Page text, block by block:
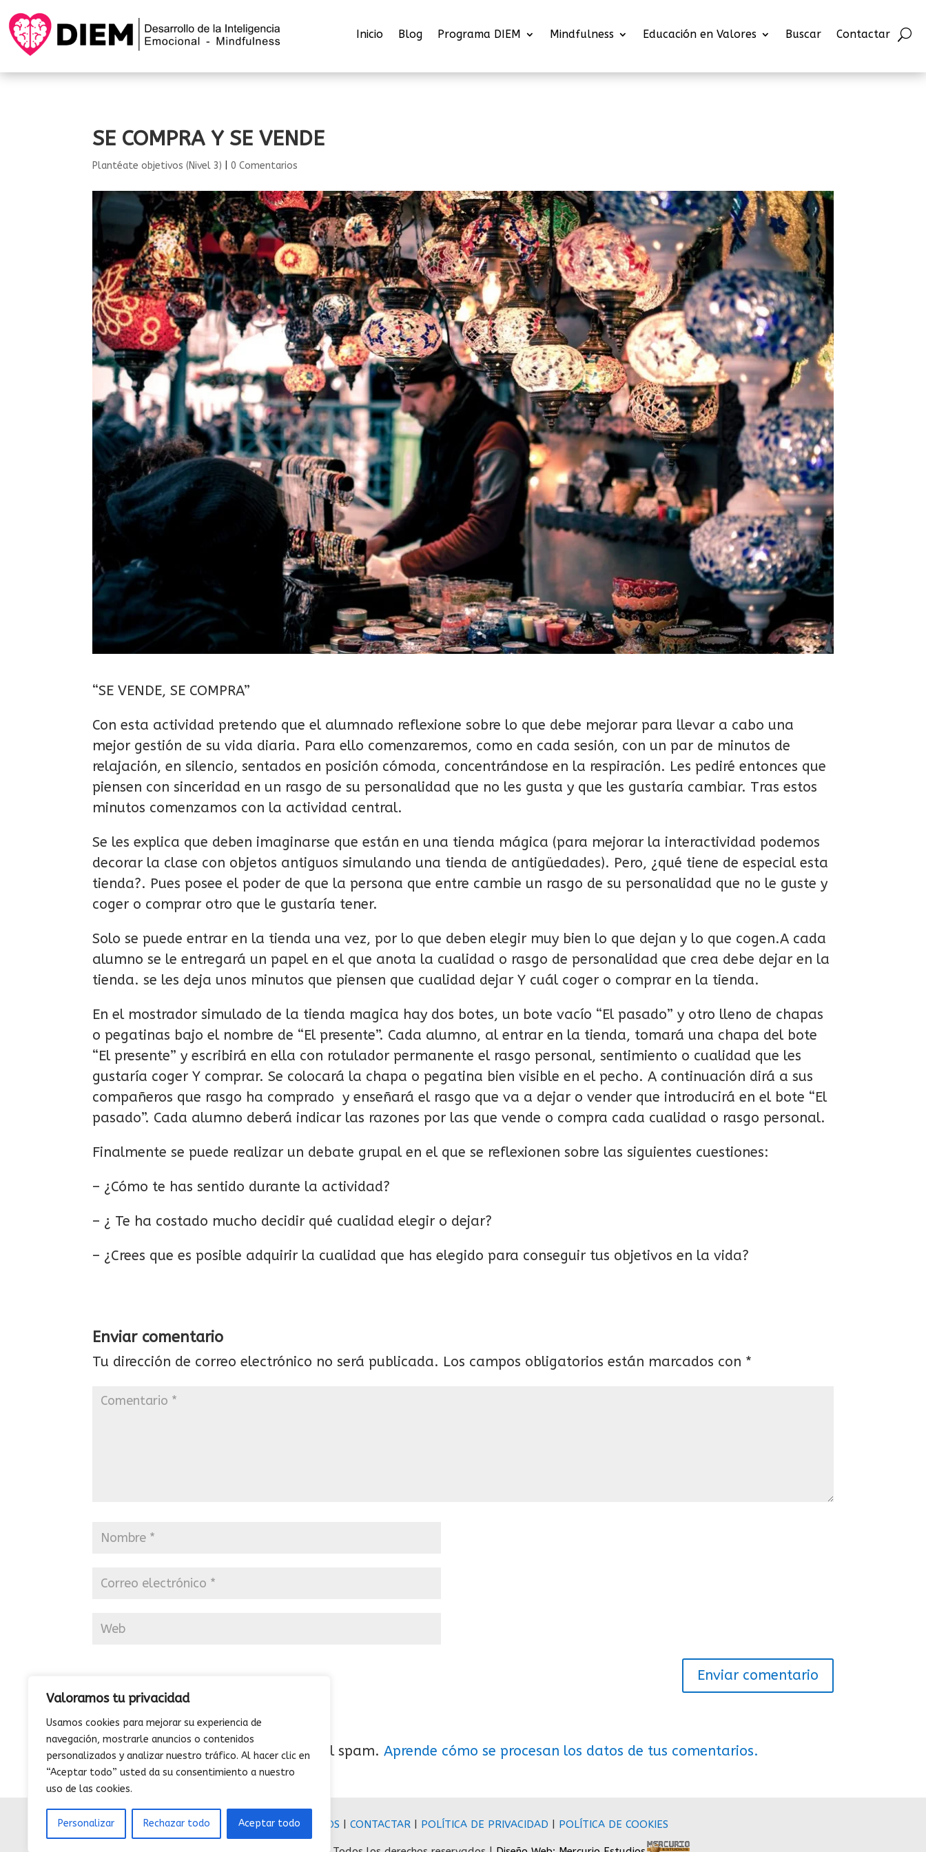
Valoramos tu privacidad
Usamos cookies para mejorar su experiencia de
navegación, mostrarle anuncios o contenidos
personalizados y analizar nuestro tráfico. Al hacer clic en
“Aceptar todo” usted da su consentimiento a nuestro
uso de las cookies.
Personalizar Rechazar todo Aceptar todo
Inicio Blog Programa DIEM Mindfulness Educación en Valores Buscar Contactar
SE COMPRA Y SE VENDE
Plantéate objetivos (Nivel 3) |0 Comentarios
“SE VENDE, SE COMPRA”
Con esta actividad pretendo que el alumnado reflexione sobre lo que debe mejorar para llevar a cabo una
mejor gestión de su vida diaria. Para ello comenzaremos, como en cada sesión, con un par de minutos de
relajación, en silencio, sentados en posición cómoda, concentrándose en la respiración. Les pediré entonces que
piensen con sinceridad en un rasgo de su personalidad que no les gusta y que les gustaría cambiar. Tras estos
minutos comenzamos con la actividad central.
Se les explica que deben imaginarse que están en una tienda mágica (para mejorar la interactividad podemos
decorar la clase con objetos antiguos simulando una tienda de antigüedades). Pero, ¿qué tiene de especial esta
tienda?. Pues posee el poder de que la persona que entre cambie un rasgo de su personalidad que no le guste y
coger o comprar otro que le gustaría tener.
Solo se puede entrar en la tienda una vez, por lo que deben elegir muy bien lo que dejan y lo que cogen.A cada
alumno se le entregará un papel en el que anota la cualidad o rasgo de personalidad que crea debe dejar en la
tienda. se les deja unos minutos que piensen que cualidad dejar Y cuál coger o comprar en la tienda.
En el mostrador simulado de la tienda magica hay dos botes, un bote vacío “El pasado” y otro lleno de chapas
o pegatinas bajo el nombre de “El presente”. Cada alumno, al entrar en la tienda, tomará una chapa del bote
“El presente” y escribirá en ella con rotulador permanente el rasgo personal, sentimiento o cualidad que les
gustaría coger Y comprar. Se colocará la chapa o pegatina bien visible en el pecho. A continuación dirá a sus
compañeros que rasgo ha comprado y enseñará el rasgo que va a dejar o vender que introducirá en el bote “El
pasado”. Cada alumno deberá indicar las razones por las que vende o compra cada cualidad o rasgo personal.
Finalmente se puede realizar un debate grupal en el que se reflexionen sobre las siguientes cuestiones:
– ¿Cómo te has sentido durante la actividad?
– ¿ Te ha costado mucho decidir qué cualidad elegir o dejar?
– ¿Crees que es posible adquirir la cualidad que has elegido para conseguir tus objetivos en la vida?
Enviar comentario
Tu dirección de correo electrónico no será publicada. Los campos obligatorios están marcados con *
Este sitio usa Akismet para reducir el spam.Aprende cómo se procesan los datos de tus comentarios.
QUIENES SOMOS CONTACTAR| POLÍTICA DE PRIVACIDAD POLÍTICA DE COOKIES